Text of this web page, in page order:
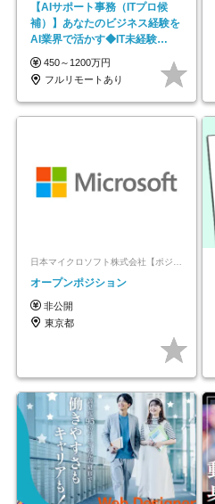
【AIサポート事務（ITプロ候
補）】あなたのビジネス経験を
AI業界で活かす◆IT未経験
OK◆目指せるコンサル
450～1200万円
フルリモートあり
オープンポジション
非公開
東京都